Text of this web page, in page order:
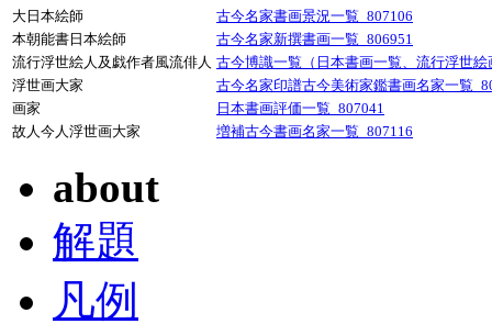
大日本絵師
古今名家書画景況一覧_807106
本朝能書日本絵師
古今名家新撰書画一覧_806951
流行浮世絵人及戯作者風流俳人 古今博識一覧（日本書画一覧、流行浮世絵
浮世画大家
古今名家印譜古今美術家鑑書画名家一覧
画家
日本書画評価一覧_807041
故人今人浮世画大家
増補古今書画名家一覧_807116
about
解題
凡例